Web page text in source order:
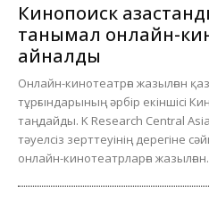
Кинопоиск
танымал онлайн-
айналды
Онлайн-кинотеатрға жазылған
тұрғындарының әрбір екіншісі
таңдайды. K Research Central
тәуелсіз зерттеуінің дерегіне
онлайн-кинотеатрларға